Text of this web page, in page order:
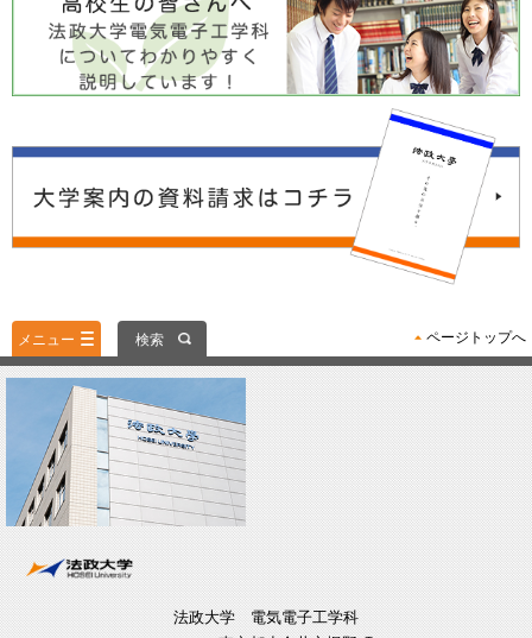
メニュー 検索 ページトップへ
法政大学 電気電子工学科